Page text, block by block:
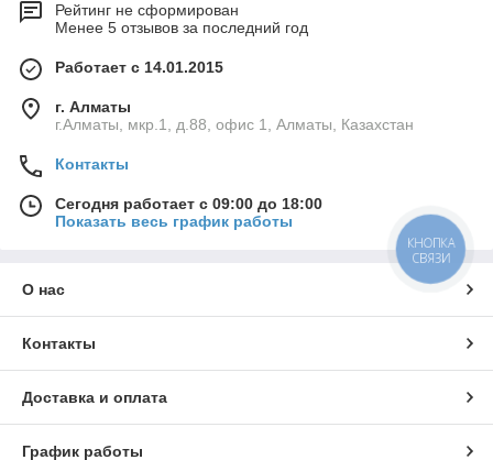
Рейтинг не сформирован
Менее 5 отзывов за последний год
Работает с 14.01.2015
г. Алматы
г.Алматы, мкр.1, д.88, офис 1, Алматы, Казахстан
Контакты
Сегодня работает с 09:00 до 18:00
Показать весь график работы
О нас
Контакты
Доставка и оплата
График работы
КНОПКА
СВЯЗИ